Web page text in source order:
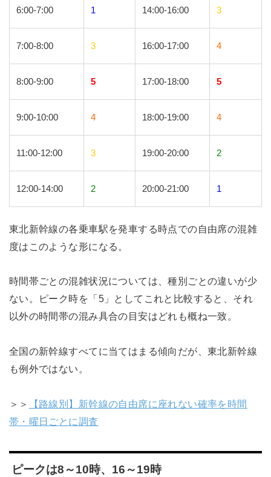
6:00-7:00 1 14:00-16:00 3
7:00-8:00 3 16:00-17:00 4
8:00-9:00 5 17:00-18:00 5
9:00-10:00 4 18:00-19:00 4
11:00-12:00 3 19:00-20:00 2
12:00-14:00 2 20:00-21:00 1
東北新幹線の各乗車駅を発車する時点での自由席の混雑
度はこのような形になる。
時間帯ごとの混雑状況については、種別ごとの違いが少
ない。ピーク時を「5」としてこれと比較すると、それ
以外の時間帯の混み具合の目安はどれも概ね一致。
全国の新幹線すべてに当てはまる傾向だが、東北新幹線
も例外ではない。
＞＞
【路線別】新幹線の自由席に座れない確率を時間
帯・曜日ごとに調査
ピークは8～10時、16～19時